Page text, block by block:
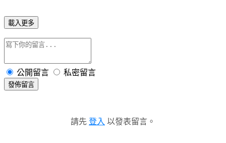
載入更多
公開留言 私密留言
發佈留言
請先 登入 以發表留言。